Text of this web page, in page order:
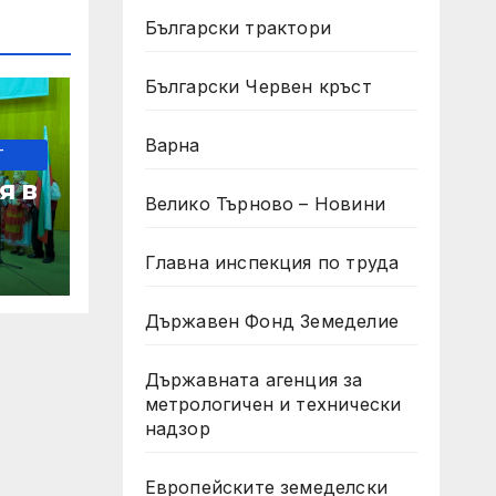
в
за
Български трактори
Български Червен кръст
Варна
Велико Търново – Новини
Главна инспекция по труда
Държавен Фонд Земеделие
Държавната агенция за
метрологичен и технически
надзор
Европейските земеделски